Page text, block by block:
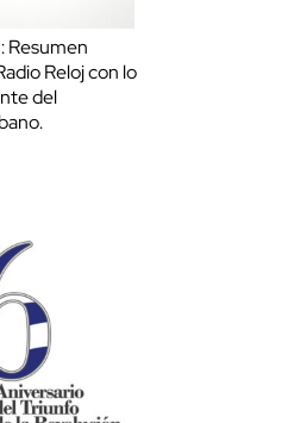
Resumen
Reloj con lo
del